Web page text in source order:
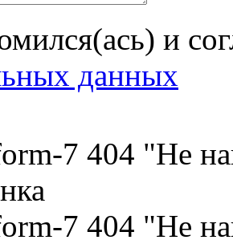
и
данных
7 404 "Не
7 404 "Не